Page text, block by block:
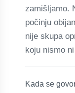
zamišljamo.
počinju
nije skupa
koju nismo
Kada se